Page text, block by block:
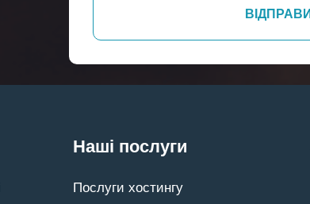
Наші послуги
Послуги хостингу